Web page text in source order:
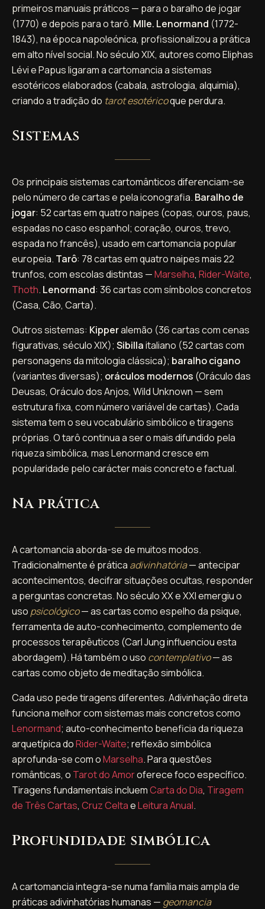
primeiros manuais práticos — para o baralho de jogar
(1770) e depois para o tarô. Mlle. Lenormand (1772-
1843), na época napoleónica, profissionalizou a prática
em alto nível social. No século XIX, autores como Eliphas
Lévi e Papus ligaram a cartomancia a sistemas
esotéricos elaborados (cabala, astrologia, alquimia),
criando a tradição do tarot esotéricoque perdura.
Sistemas
Os principais sistemas cartomânticos diferenciam-se
pelo número de cartas e pela iconografia. Baralho de
jogar: 52 cartas em quatro naipes (copas, ouros, paus,
espadas no caso espanhol; coração, ouros, trevo,
espada no francês), usado em cartomancia popular
europeia. Tarô: 78 cartas em quatro naipes mais 22
trunfos, com escolas distintas —Marselha, Rider-Waite,
Thoth. Lenormand: 36 cartas com símbolos concretos
(Casa, Cão, Carta).
Outros sistemas: Kipperalemão (36 cartas com cenas
figurativas, século XIX); Sibillaitaliano (52 cartas com
personagens da mitologia clássica); baralho cigano
(variantes diversas); oráculos modernos (Oráculo das
Deusas, Oráculo dos Anjos, Wild Unknown — sem
estrutura fixa, com número variável de cartas). Cada
sistema tem o seu vocabulário simbólico e tiragens
próprias. O tarô continua a ser o mais difundido pela
riqueza simbólica, mas Lenormand cresce em
popularidade pelo carácter mais concreto e factual.
Na prática
A cartomancia aborda-se de muitos modos.
Tradicionalmente é prática adivinhatória— antecipar
acontecimentos, decifrar situações ocultas, responder
a perguntas concretas. No século XX e XXI emergiu o
uso psicológico— as cartas como espelho da psique,
ferramenta de auto-conhecimento, complemento de
processos terapêuticos (Carl Jung influenciou esta
abordagem). Há também o uso contemplativo— as
cartas como objeto de meditação simbólica.
Cada uso pede tiragens diferentes. Adivinhação direta
funciona melhor com sistemas mais concretos como
Lenormand; auto-conhecimento beneficia da riqueza
arquetípica doRider-Waite; reflexão simbólica
aprofunda-se com oMarselha. Para questões
românticas, o Tarot do Amoroferece foco específico.
Tiragens fundamentais incluemCarta do Dia, Tiragem
de Três Cartas, Cruz CeltaeLeitura Anual.
Profundidade simbólica
A cartomancia integra-se numa família mais ampla de
práticas adivinhatórias humanas — geomancia